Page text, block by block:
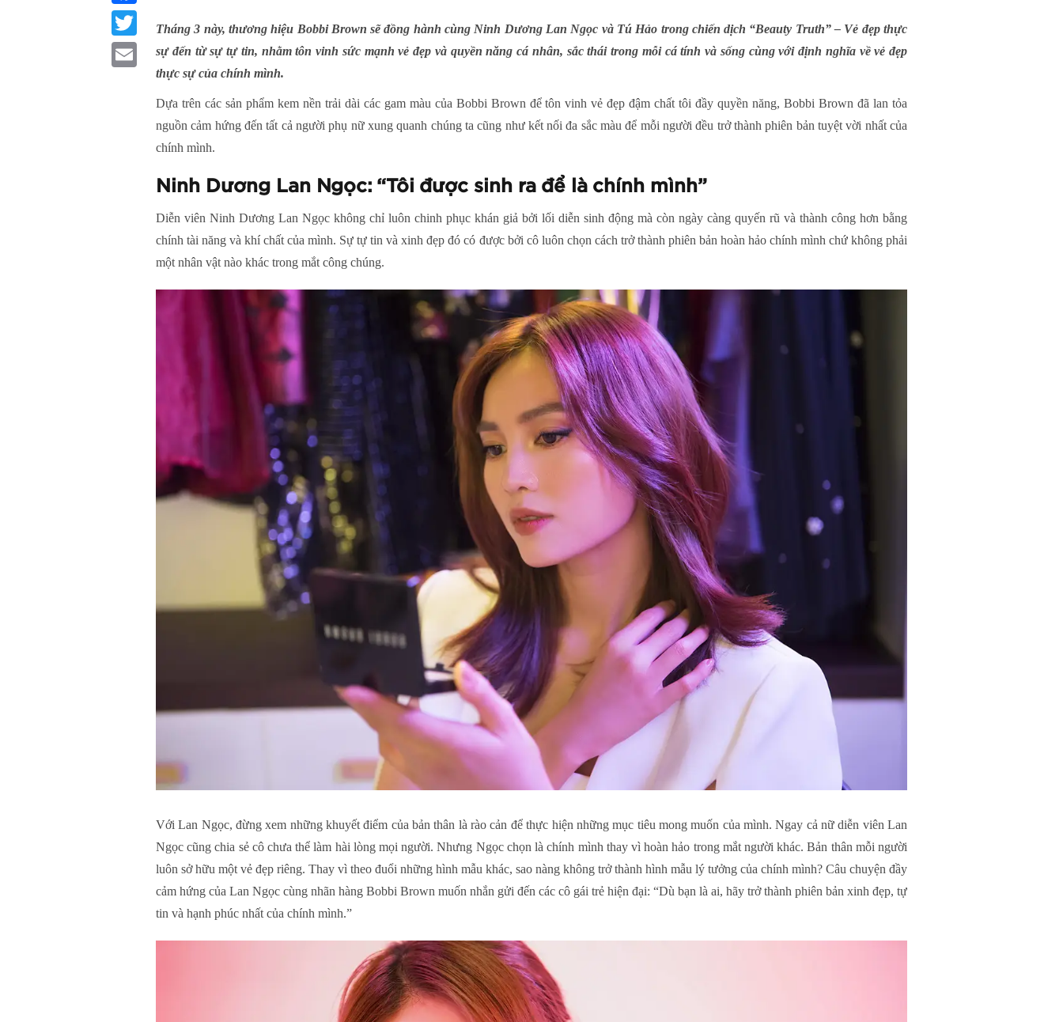
Tháng 3 này, thương hiệu Bobbi Brown sẽ đồng hành cùng Ninh Dương Lan Ngọc và Tú Hảo trong chiến dịch “Beauty Truth” – Vẻ đẹp thực
sự đến từ sự tự tin, nhằm tôn vinh sức mạnh vẻ đẹp và quyền năng cá nhân, sắc thái trong mỗi cá tính và sống cùng với định nghĩa về vẻ đẹp
thực sự của chính mình.
Dựa trên các sản phẩm kem nền trải dài các gam màu của Bobbi Brown để tôn vinh vẻ đẹp đậm chất tôi đầy quyền năng, Bobbi Brown đã lan tỏa
nguồn cảm hứng đến tất cả người phụ nữ xung quanh chúng ta cũng như kết nối đa sắc màu để mỗi người đều trở thành phiên bản tuyệt vời nhất của
chính mình.
Ninh Dương Lan Ngọc: “Tôi được sinh ra để là chính mình”
Diễn viên Ninh Dương Lan Ngọc không chỉ luôn chinh phục khán giả bởi lối diễn sinh động mà còn ngày càng quyến rũ và thành công hơn bằng
chính tài năng và khí chất của mình. Sự tự tin và xinh đẹp đó có được bởi cô luôn chọn cách trở thành phiên bản hoàn hảo chính mình chứ không phải
một nhân vật nào khác trong mắt công chúng.
Với Lan Ngọc, đừng xem những khuyết điểm của bản thân là rào cản để thực hiện những mục tiêu mong muốn của mình. Ngay cả nữ diễn viên Lan
Ngọc cũng chia sẻ cô chưa thể làm hài lòng mọi người. Nhưng Ngọc chọn là chính mình thay vì hoàn hảo trong mắt người khác. Bản thân mỗi người
luôn sở hữu một vẻ đẹp riêng. Thay vì theo đuổi những hình mẫu khác, sao nàng không trở thành hình mẫu lý tưởng của chính mình? Câu chuyện đầy
cảm hứng của Lan Ngọc cùng nhãn hàng Bobbi Brown muốn nhắn gửi đến các cô gái trẻ hiện đại: “Dù bạn là ai, hãy trở thành phiên bản xinh đẹp, tự
tin và hạnh phúc nhất của chính mình.”
Facebook
Twitter